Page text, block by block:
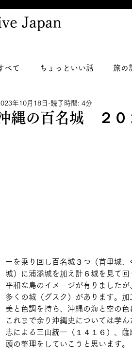
Japan
べて ちょっといい話 旅の
縄の百名城 ２０
年10月18日 読了時間: 4分
ーを乗り回し百名城３つ（首里城
城）に浦添城を加え計６城を見て回
平和な島のイメージが有りました
多くの城（グスク）があります。
美と色調を持ち、沖縄の海と空の色
これまで余り沖縄史については学
志による三山統一（１４１６）、
頭の整理をしていこうと思います。